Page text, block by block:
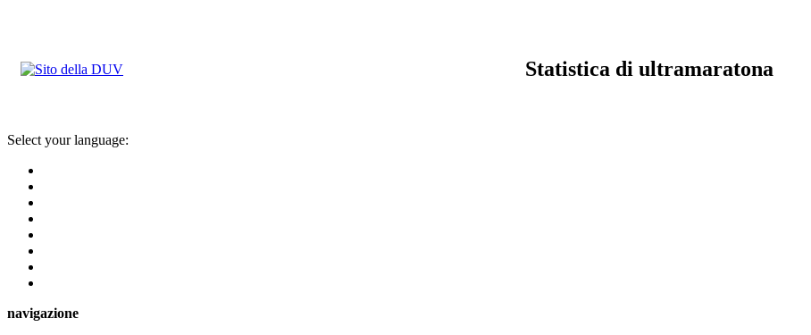
Statistica di ultramaratona
Select your language:
navigazione